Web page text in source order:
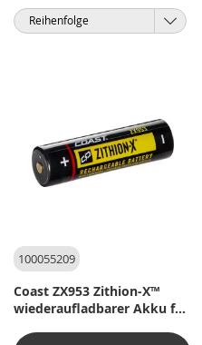
Sortieren
100055209
Coast ZX953 Zithion-X™
wiederaufladbarer Akku für